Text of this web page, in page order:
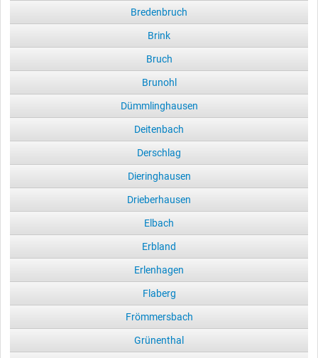
Bredenbruch
Brink
Bruch
Brunohl
Dümmlinghausen
Deitenbach
Derschlag
Dieringhausen
Drieberhausen
Elbach
Erbland
Erlenhagen
Flaberg
Frömmersbach
Grünenthal